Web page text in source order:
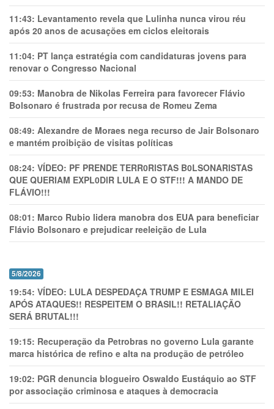
11:43: Levantamento revela que Lulinha nunca virou réu
após 20 anos de acusações em ciclos eleitorais
11:04: PT lança estratégia com candidaturas jovens para
renovar o Congresso Nacional
09:53: Manobra de Nikolas Ferreira para favorecer Flávio
Bolsonaro é frustrada por recusa de Romeu Zema
08:49: Alexandre de Moraes nega recurso de Jair Bolsonaro
e mantém proibição de visitas políticas
08:24: VÍDEO: PF PRENDE TERR0RlSTAS B0LSONARlSTAS
QUE QUERIAM EXPL0DlR LULA E O STF!!! A MANDO DE
FLÁVIO!!!
08:01: Marco Rubio lidera manobra dos EUA para beneficiar
Flávio Bolsonaro e prejudicar reeleição de Lula
5/8/2026
19:54: VÍDEO: LULA DESPEDAÇA TRUMP E ESMAGA MILEI
APÓS ATAQUES!! RESPEITEM O BRASIL!! RETALIAÇÃO
SERÁ BRUTAL!!!
19:15: Recuperação da Petrobras no governo Lula garante
marca histórica de refino e alta na produção de petróleo
19:02: PGR denuncia blogueiro Oswaldo Eustáquio ao STF
por associação criminosa e ataques à democracia